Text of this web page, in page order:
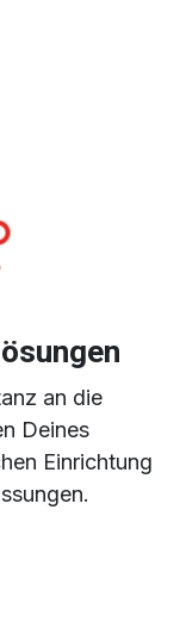
an die
Deines
Einrichtung